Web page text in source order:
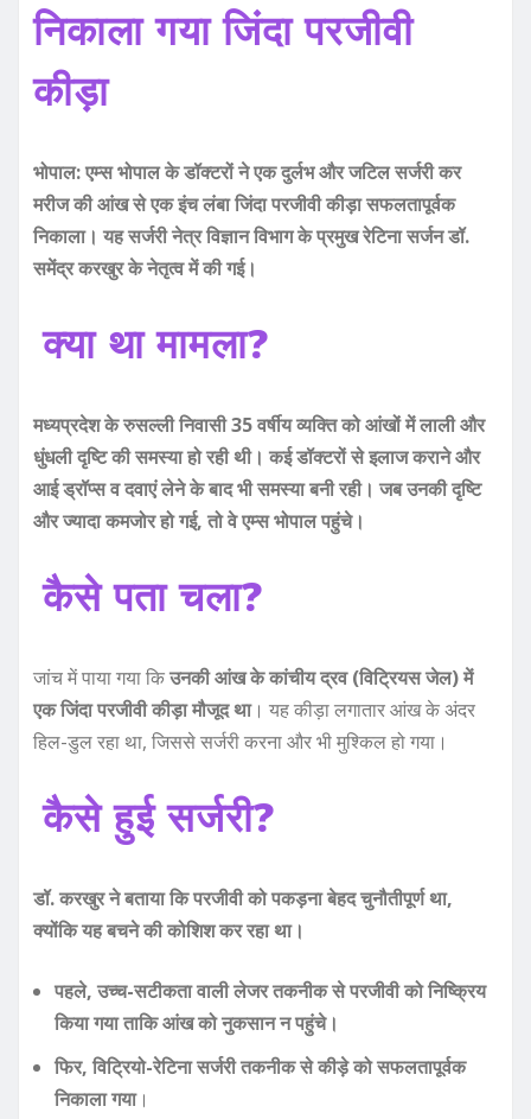
निकाला गया जिंदा परजीवी
कीड़ा
भोपाल: एम्स भोपाल के डॉक्टरों ने एक दुर्लभ और जटिल सर्जरी कर
मरीज की आंख से एक इंच लंबा जिंदा परजीवी कीड़ा सफलतापूर्वक
निकाला। यह सर्जरी नेत्र विज्ञान विभाग के प्रमुख रेटिना सर्जन डॉ.
समेंद्र करखुर के नेतृत्व में की गई।
क्या था मामला?
मध्यप्रदेश के रुसल्ली निवासी 35 वर्षीय व्यक्ति को आंखों में लाली और
धुंधली दृष्टि की समस्या हो रही थी। कई डॉक्टरों से इलाज कराने और
आई ड्रॉप्स व दवाएं लेने के बाद भी समस्या बनी रही। जब उनकी दृष्टि
और ज्यादा कमजोर हो गई, तो वे एम्स भोपाल पहुंचे।
कैसे पता चला?
जांच में पाया गया किउनकी आंख के कांचीय द्रव (विट्रियस जेल) में
एक जिंदा परजीवी कीड़ा मौजूद था। यह कीड़ा लगातार आंख के अंदर
हिल-डुल रहा था, जिससे सर्जरी करना और भी मुश्किल हो गया।
कैसे हुई सर्जरी?
डॉ. करखुर ने बताया कि परजीवी को पकड़ना बेहद चुनौतीपूर्ण था,
क्योंकि यह बचने की कोशिश कर रहा था।
पहले, उच्च-सटीकता वाली लेजर तकनीक से परजीवी को निष्क्रिय
किया गया ताकि आंख को नुकसान न पहुंचे।
फिर, विट्रियो-रेटिना सर्जरी तकनीक से कीड़े को सफलतापूर्वक
निकाला गया।